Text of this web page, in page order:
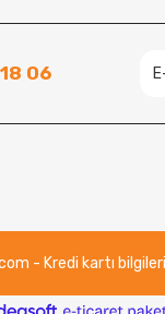
06
- Kredi kartı